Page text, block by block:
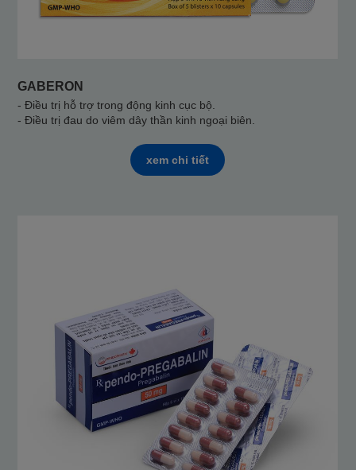
GABERON
- Điều trị hỗ trợ trong động kinh cục bộ.
- Điều trị đau do viêm dây thần kinh ngoại biên.
xem chi tiết